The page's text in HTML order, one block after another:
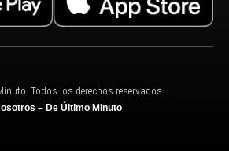
Todos los derechos reservados.
– De Último Minuto